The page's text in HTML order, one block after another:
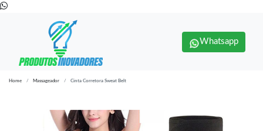
Whatsapp
Home Massageador Cinta Corretora Sweat Belt